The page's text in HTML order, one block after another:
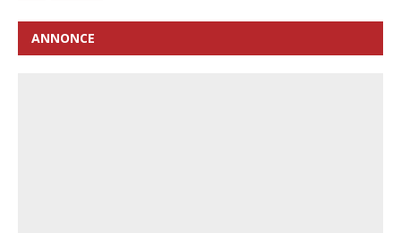
ANNONCE